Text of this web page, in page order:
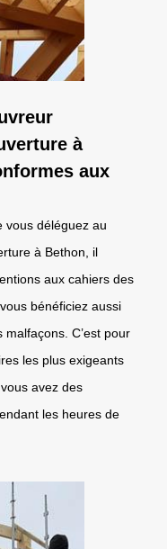
à
aux
vous déléguez au
à Bethon, il
aux cahiers des
bénéficiez aussi
malfaçons. C’est pour
les plus exigeants
avez des
les heures de